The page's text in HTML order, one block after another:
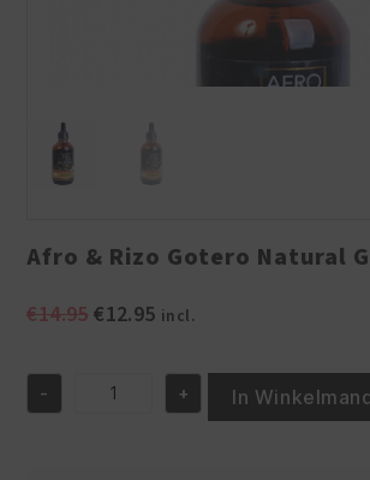
Afro & Rizo Gotero Natural
€14.95Oorspronkelijke
€14.95.
€12.95Huidige
is:
€12.95.
incl.
- + In